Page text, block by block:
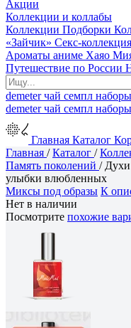
Акции
Коллекции и коллабы
Коллекции Подборки
«Зайчик» Секс-коллекция
Ароматы аниме Хаяо
Путешествие по России
demeterчай семпл наборы
demeterчай семпл наборы
Главная Каталог
Главная /Каталог /
Память поколений /
улыбки влюбленных
Миксы под образы К
Нет в наличии
Посмотрите похожие